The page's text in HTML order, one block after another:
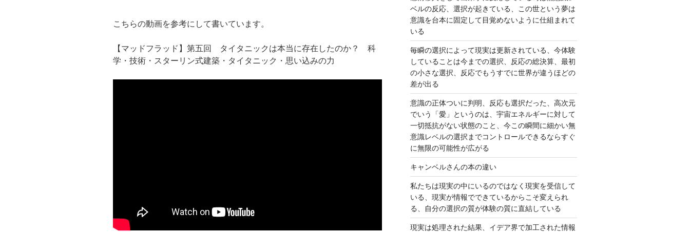
こちらの動画を参考にして書いています。
【マッドフラッド】第五回 タイタニックは本当に存在したのか？ 科
学・技術・スターリン式建築・タイタニック・思い込みの力
ベルの反応、選択が起きている、この世という夢は
意識を台本に固定して目覚めないように仕組まれて
いる
毎瞬の選択によって現実は更新されている、今体験
していることは今までの選択、反応の総決算、最初
の小さな選択、反応でもうすでに世界が違うほどの
差が出る
意識の正体ついに判明、反応も選択だった、高次元
でいう「愛」というのは、宇宙エネルギーに対して
一切抵抗がない状態のこと、今この瞬間に細かい無
意識レベルの選択までコントロールできるならすぐ
に無限の可能性が広がる
キャンベルさんの本の違い
私たちは現実の中にいるのではなく現実を受信して
いる、現実が情報でできているからこそ変えられ
る、自分の選択の質が体験の質に直結している
現実は処理された結果、イデア界で加工された情報